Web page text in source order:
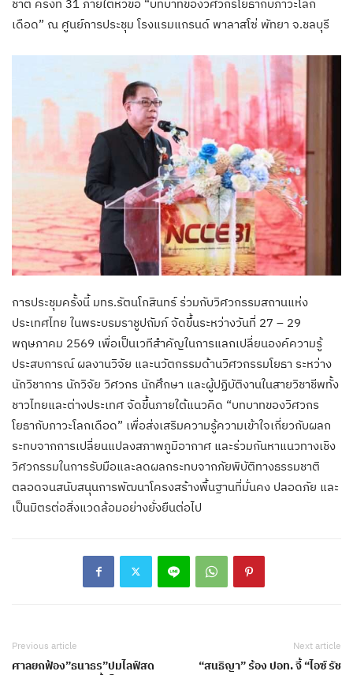
ชาติ ครั้งที่ 31 ภายใต้หัวข้อ “บทบาทของวิศวกรโยธากับภาวะโลก
เดือด” ณ ศูนย์การประชุม โรงแรมแกรนด์ พาลาสโซ่ พัทยา จ.ชลบุรี
การประชุมครั้งนี้ มทร.รัตนโกสินทร์ ร่วมกับวิศวกรรมสถานแห่ง
ประเทศไทย ในพระบรมราชูปถัมภ์ จัดขึ้นระหว่างวันที่ 27 – 29
พฤษภาคม 2569 เพื่อเป็นเวทีสำคัญในการแลกเปลี่ยนองค์ความรู้
ประสบการณ์ ผลงานวิจัย และนวัตกรรมด้านวิศวกรรมโยธา ระหว่าง
นักวิชาการ นักวิจัย วิศวกร นักศึกษา และผู้ปฏิบัติงานในสายวิชาชีพทั้ง
ชาวไทยและต่างประเทศ จัดขึ้นภายใต้แนวคิด “บทบาทของวิศวกร
โยธากับภาวะโลกเดือด” เพื่อส่งเสริมความรู้ความเข้าใจเกี่ยวกับผลก
ระทบจากการเปลี่ยนแปลงสภาพภูมิอากาศ และร่วมกันหาแนวทางเชิง
วิศวกรรมในการรับมือและลดผลกระทบจากภัยพิบัติทางธรรมชาติ
ตลอดจนสนับสนุนการพัฒนาโครงสร้างพื้นฐานที่มั่นคง ปลอดภัย และ
เป็นมิตรต่อสิ่งแวดล้อมอย่างยั่งยืนต่อไป
Previous article
ศาลยกฟ้อง”ธนาธร”ปมไลฟ์สด
Next article
“สนธิญา” ร้อง ปอท. จี้ “ไอซ์ รัช